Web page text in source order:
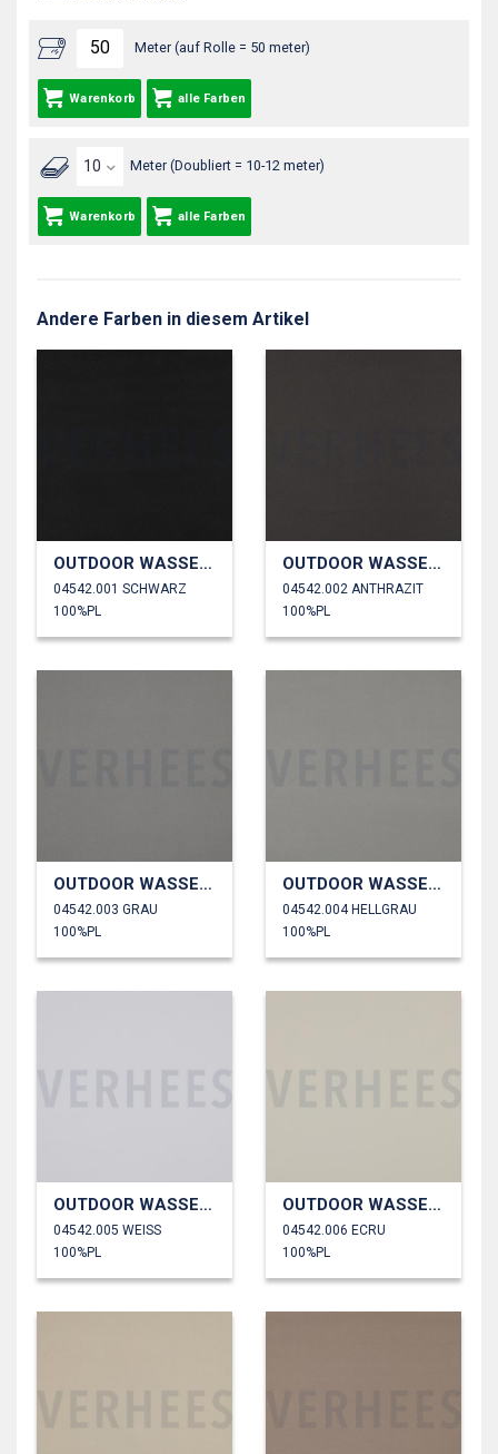
Meter (auf Rolle = 50 meter)
Warenkorb alle Farben
Meter (Doubliert = 10-12 meter)
Warenkorb alle Farben
Andere Farben in diesem Artikel
OUTDOOR WASSERDICHT
04542.001 SCHWARZ
100%PL
OUTDOOR WASSERDICHT
04542.002 ANTHRAZIT
100%PL
OUTDOOR WASSERDICHT
04542.003 GRAU
100%PL
OUTDOOR WASSERDICHT
04542.004 HELLGRAU
100%PL
OUTDOOR WASSERDICHT
04542.005 WEISS
100%PL
OUTDOOR WASSERDICHT
04542.006 ECRU
100%PL